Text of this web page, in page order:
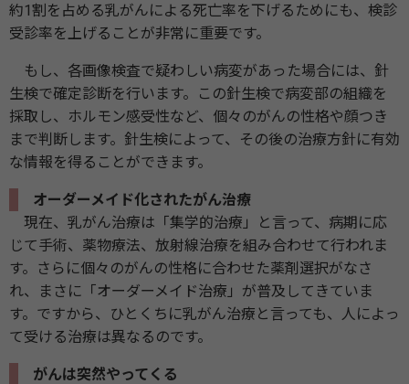
約1割を占める乳がんによる死亡率を下げるためにも、検診
受診率を上げることが非常に重要です。
もし、各画像検査で疑わしい病変があった場合には、針
生検で確定診断を行います。この針生検で病変部の組織を
採取し、ホルモン感受性など、個々のがんの性格や顔つき
まで判断します。針生検によって、その後の治療方針に有効
な情報を得ることができます。
オーダーメイド化されたがん治療
現在、乳がん治療は「集学的治療」と言って、病期に応
じて手術、薬物療法、放射線治療を組み合わせて行われま
す。さらに個々のがんの性格に合わせた薬剤選択がなさ
れ、まさに「オーダーメイド治療」が普及してきていま
す。ですから、ひとくちに乳がん治療と言っても、人によっ
て受ける治療は異なるのです。
がんは突然やってくる